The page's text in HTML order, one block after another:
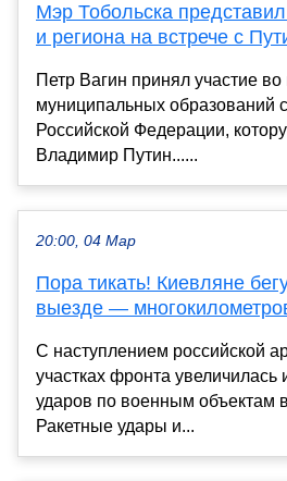
Мэр Тобольска
и региона на встрече с
Петр Вагин принял участие во
муниципальных образований
Российской Федерации,
Владимир Путин......
20:00, 04 Мар
Пора тикать! Киевляне
выезде —
С наступлением российской
участках фронта увеличилась
ударов по военным объектам
Ракетные удары и...